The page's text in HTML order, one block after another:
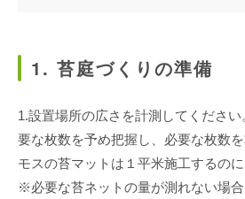
1. 苔庭づくりの準備
1.設置場所の広さを計測してくださ
要な枚数を予め把握し、必要な枚数
モスの苔マットは１平米施工するのに
※必要な苔ネットの量が測れない場